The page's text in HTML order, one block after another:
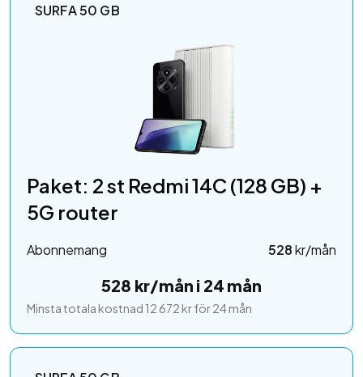
SURFA 50 GB
Paket: 2 st Redmi 14C (128 GB) +
5G router
Abonnemang 528kr/mån
528 kr/mån i 24 mån
Minsta totala kostnad 12 672 kr för 24 mån